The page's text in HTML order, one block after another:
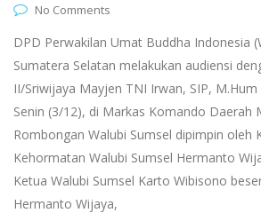
No Comments
DPD Perwakilan Umat Buddha Indonesia
Sumatera Selatan melakukan audiensi
II/Sriwijaya Mayjen TNI Irwan, SIP,
Senin (3/12), di Markas Komando Daerah
Rombongan Walubi Sumsel dipimpin oleh
Kehormatan Walubi Sumsel Hermanto
Ketua Walubi Sumsel Karto Wibisono
Hermanto Wijaya,